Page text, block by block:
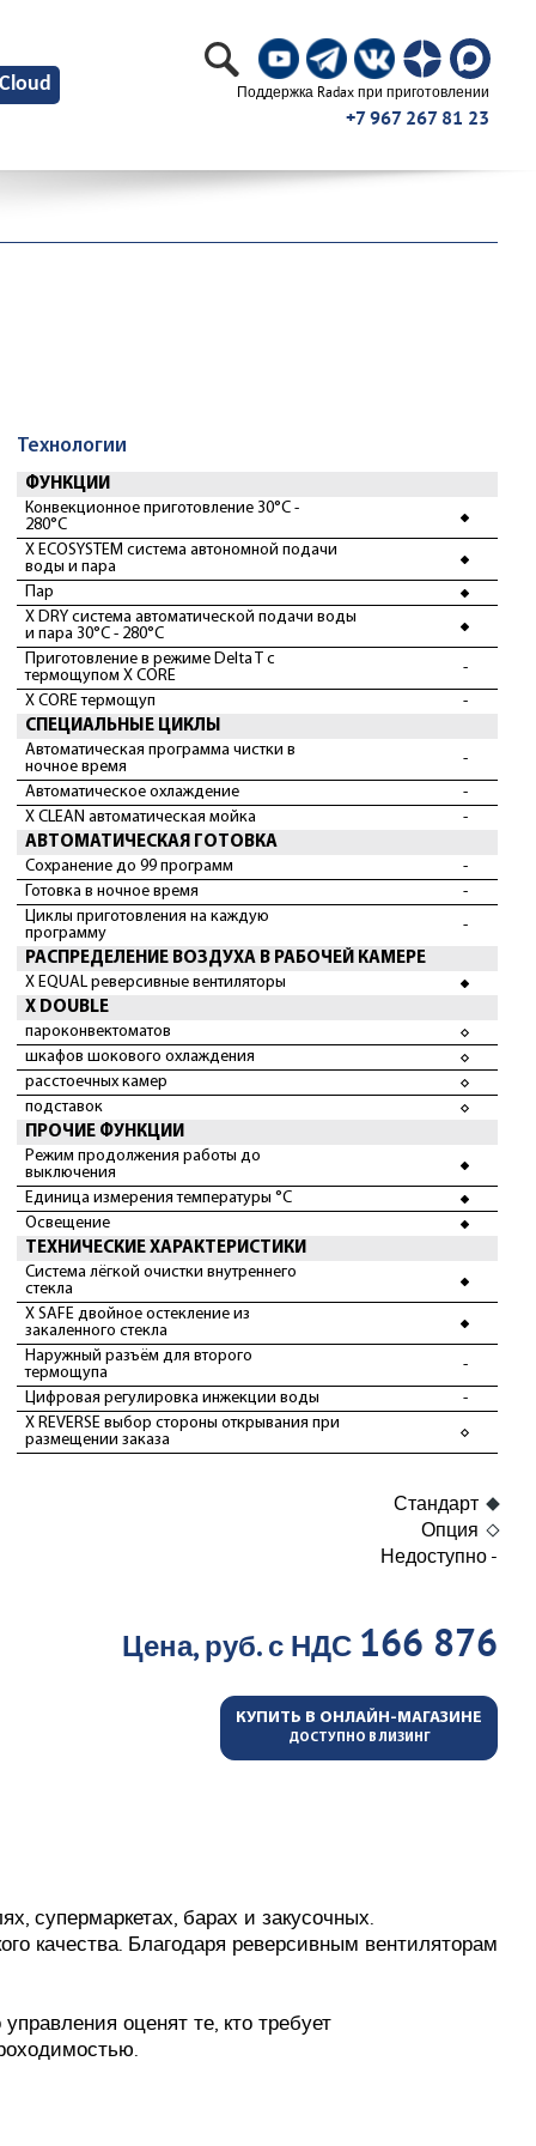
Поддержка Radax при приготовлении
+7 967 267 81 23
Технологии
ФУНКЦИИ
Конвекционное приготовление 30°С -
280°С
X ECOSYSTEM система автономной подачи
воды и пара
Пар
X DRY система автоматической подачи воды
и пара 30°С - 280°С
Приготовление в режиме Delta T с
термощупом X CORE
-
X CORE термощуп
-
СПЕЦИАЛЬНЫЕ ЦИКЛЫ
Автоматическая программа чистки в
ночное время
-
Автоматическое охлаждение
-
X CLEAN автоматическая мойка
-
АВТОМАТИЧЕСКАЯ ГОТОВКА
Сохранение до 99 программ
-
Готовка в ночное время
-
Циклы приготовления на каждую
программу
-
РАСПРЕДЕЛЕНИЕ ВОЗДУХА В РАБОЧЕЙ КАМЕРЕ
X EQUAL реверсивные вентиляторы
X DOUBLE
пароконвектоматов
шкафов шокового охлаждения
расстоечных камер
подставок
ПРОЧИЕ ФУНКЦИИ
Режим продолжения работы до
выключения
Единица измерения температуры °C
Освещение
ТЕХНИЧЕСКИЕ ХАРАКТЕРИСТИКИ
Система лёгкой очистки внутреннего
стекла
X SAFE двойное остекление из
закаленного стекла
Наружный разъём для второго
термощупа
-
Цифровая регулировка инжекции воды
-
X REVERSE выбор стороны открывания при
размещении заказа
Стандарт
Опция
Недоступно -
Цена, руб. с НДС 166 876
КУПИТЬ В ОНЛАЙН-МАГАЗИНЕ
ДОСТУПНО В ЛИЗИНГ
супермаркетах, барах и закусочных.
качества. Благодаря реверсивным вентиляторам
оценят те, кто требует